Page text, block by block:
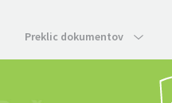
Preklic dokumentov